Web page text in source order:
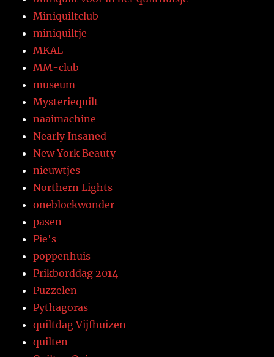
Miniquiltclub
miniquiltje
MKAL
MM-club
museum
Mysteriequilt
naaimachine
Nearly Insaned
New York Beauty
nieuwtjes
Northern Lights
oneblockwonder
pasen
Pie's
poppenhuis
Prikborddag 2014
Puzzelen
Pythagoras
quiltdag Vijfhuizen
quilten